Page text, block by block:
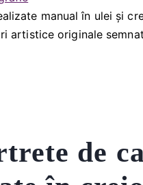
manual în ulei și
artistice originale
de